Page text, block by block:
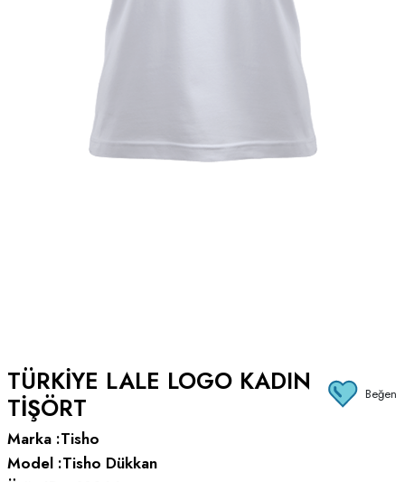
TÜRKIYE LALE LOGO KADIN
TIŞÖRT
Beğen
Marka :Tisho
Model :Tisho Dükkan